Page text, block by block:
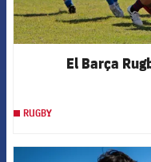
El Barça
RUGBY